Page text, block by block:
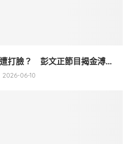
打臉？ 彭文正節目揭金溥...
2026-06-10